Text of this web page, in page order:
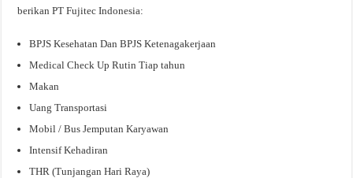
berikan PT Fujitec Indonesia:
BPJS Kesehatan Dan BPJS Ketenagakerjaan
Medical Check Up Rutin Tiap tahun
Makan
Uang Transportasi
Mobil / Bus Jemputan Karyawan
Intensif Kehadiran
THR (Tunjangan Hari Raya)